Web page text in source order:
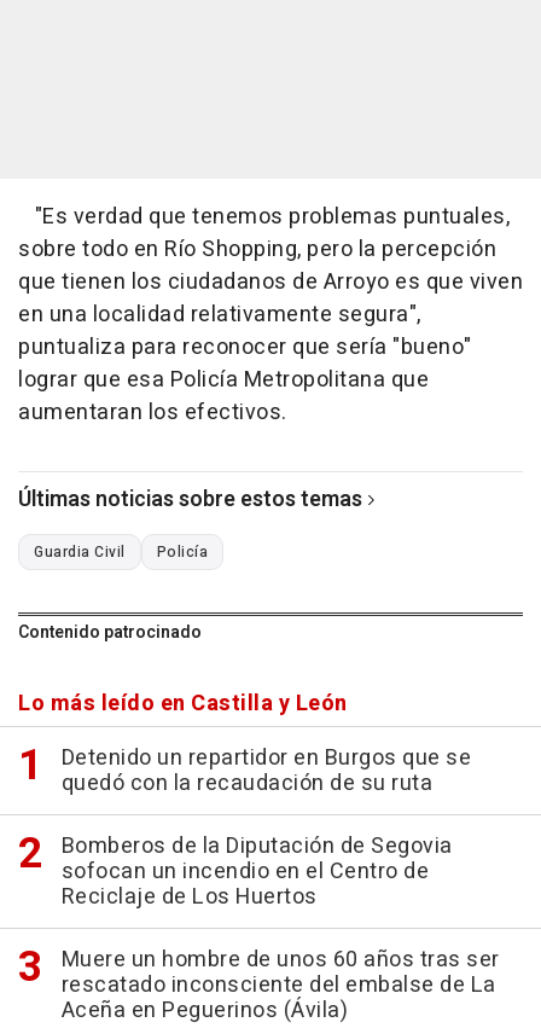
"Es verdad que tenemos problemas puntuales,
sobre todo en Río Shopping, pero la percepción
que tienen los ciudadanos de Arroyo es que viven
en una localidad relativamente segura",
puntualiza para reconocer que sería "bueno"
lograr que esa Policía Metropolitana que
aumentaran los efectivos.
Últimas noticias sobre estos temas
Guardia Civil Policía
Contenido patrocinado
Lo más leído en Castilla y León
Detenido un repartidor en Burgos que se
quedó con la recaudación de su ruta
Bomberos de la Diputación de Segovia
sofocan un incendio en el Centro de
Reciclaje de Los Huertos
Muere un hombre de unos 60 años tras ser
rescatado inconsciente del embalse de La
Aceña en Peguerinos (Ávila)